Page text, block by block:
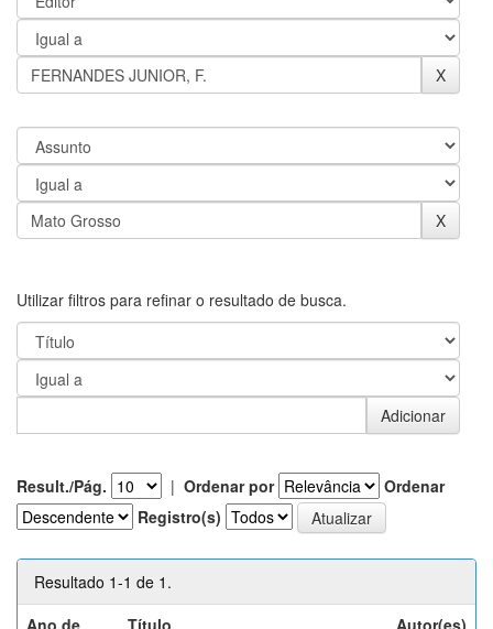
Utilizar filtros para refinar o resultado de busca.
Result./Pág. | Ordenar por
Ordenar
Registro(s)
Resultado 1-1 de 1.
Ano de
Título Autor(es)